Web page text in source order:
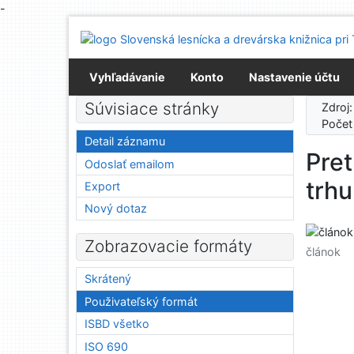
-
Prejsť na menu
Prehlásenie o webovej prístupnosti
Vyhľadávanie
Konto Nastavenie účtu
trhu
článok
Súvisiace stránky
Detail záznamu
Odoslať emailom
Export
Nový dotaz
Zobrazovacie formáty
Skrátený
Použivateľský formát
ISBD všetko
ISO 690